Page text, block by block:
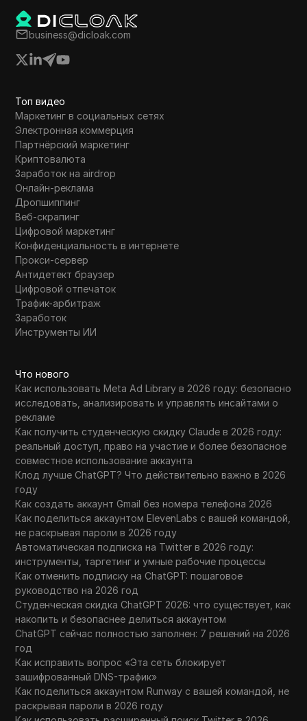
business@dicloak.com
Топ видео
Маркетинг в социальных сетях
Электронная коммерция
Партнёрский маркетинг
Криптовалюта
Заработок на airdrop
Онлайн-реклама
Дропшиппинг
Веб-скрапинг
Цифровой маркетинг
Конфиденциальность в интернете
Прокси-сервер
Антидетект браузер
Цифровой отпечаток
Трафик-арбитраж
Заработок
Инструменты ИИ
Что нового
Как использовать Meta Ad Library в 2026 году: безопасно
исследовать, анализировать и управлять инсайтами о
рекламе
Как получить студенческую скидку Claude в 2026 году:
реальный доступ, право на участие и более безопасное
совместное использование аккаунта
Клод лучше ChatGPT? Что действительно важно в 2026
году
Как создать аккаунт Gmail без номера телефона 2026
Как поделиться аккаунтом ElevenLabs с вашей командой,
не раскрывая пароли в 2026 году
Автоматическая подписка на Twitter в 2026 году:
инструменты, таргетинг и умные рабочие процессы
Как отменить подписку на ChatGPT: пошаговое
руководство на 2026 год
Студенческая скидка ChatGPT 2026: что существует, как
накопить и безопаснее делиться аккаунтом
ChatGPT сейчас полностью заполнен: 7 решений на 2026
год
Как исправить вопрос «Эта сеть блокирует
зашифрованный DNS-трафик»
Как поделиться аккаунтом Runway с вашей командой, не
раскрывая пароли в 2026 году